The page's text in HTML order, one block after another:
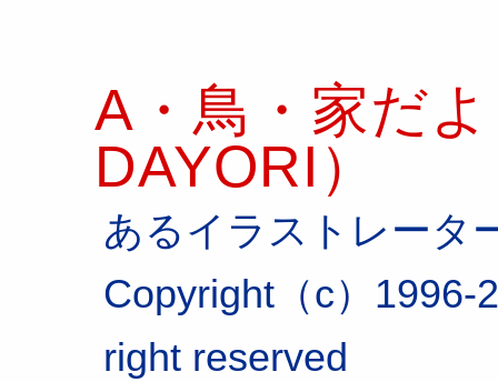
A・鳥・家だ
DAYORI）
あるイラストレータ
Copyright（c）
right reserved